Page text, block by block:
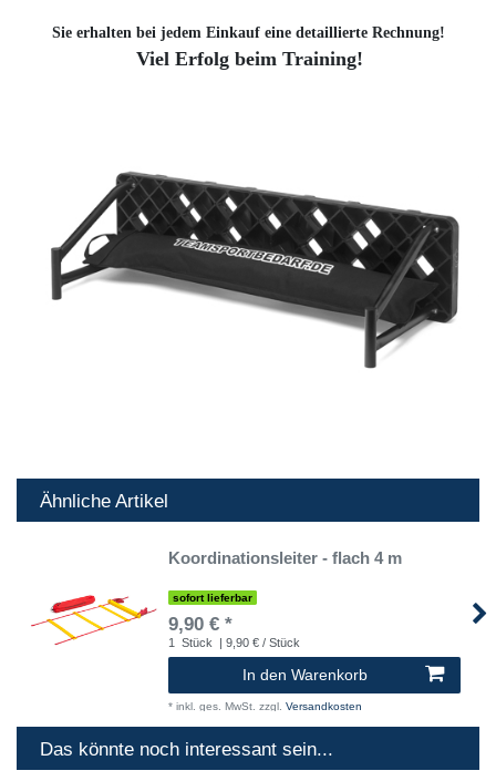
Sie erhalten bei jedem Einkauf eine detaillierte Rechnung!
Viel Erfolg beim Training!
Ähnliche Artikel
Koordinationsleiter - flach 4 m
sofort lieferbar
9,90 € *
1 Stück | 9,90 € / Stück
In den Warenkorb
* inkl. ges. MwSt. zzgl. Versandkosten
Das könnte noch interessant sein...